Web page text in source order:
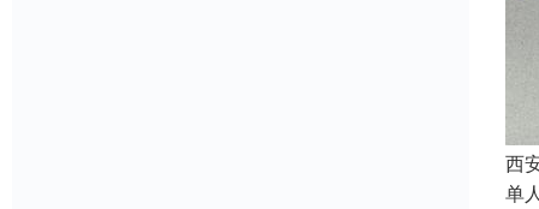
西
单